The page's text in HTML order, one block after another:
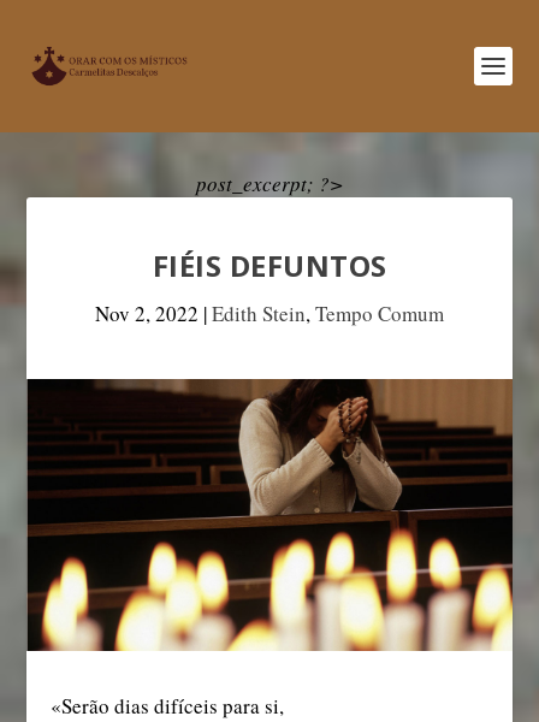
post_excerpt; ?>
FIÉIS DEFUNTOS
Nov 2, 2022 |Edith Stein,Tempo Comum
«Serão dias difíceis para si,